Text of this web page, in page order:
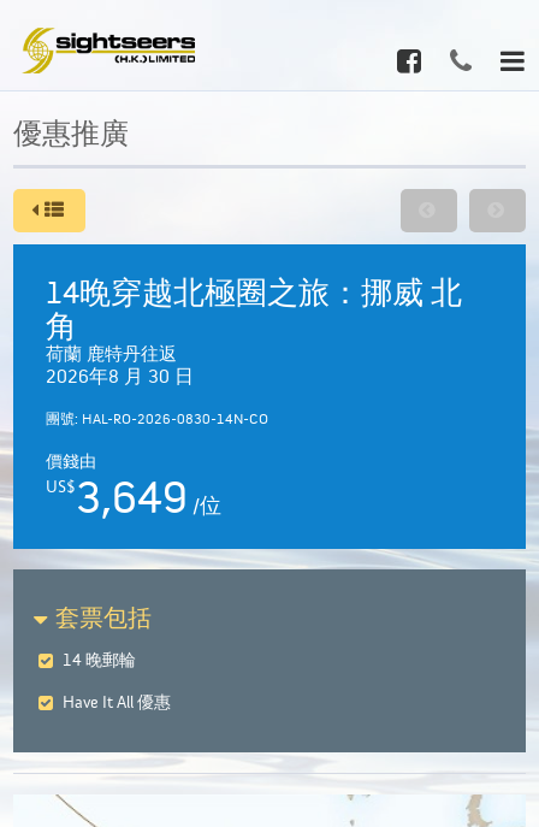
優惠推廣
14晚穿越北極圈之旅：挪威 北
角
荷蘭 鹿特丹往返
2026年8 月 30 日
團號: HAL-RO-2026-0830-14N-CO
價錢由
US$3,649 /位
套票包括
14 晚郵輪
Have It All 優惠